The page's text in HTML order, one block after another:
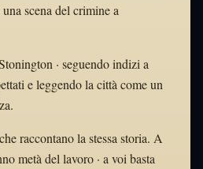
scena del crimine a
· seguendo indizi a
e leggendo la città come un
raccontano la stessa storia. A
metà del lavoro · a voi basta